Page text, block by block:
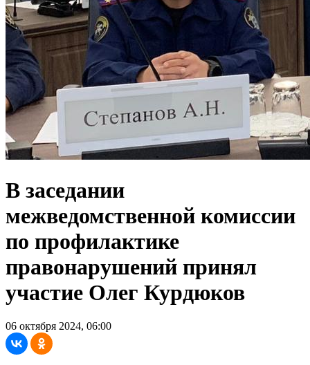
В заседании
межведомственной комиссии
по профилактике
правонарушений принял
участие Олег Курдюков
06 октября 2024, 06:00